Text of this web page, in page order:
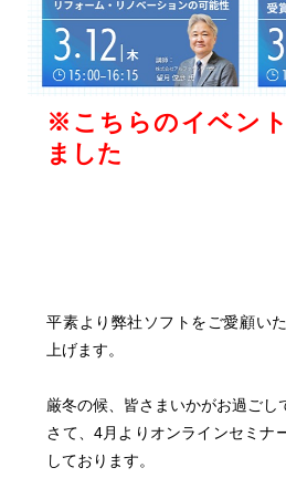
※こちらのイベン
ました
平素より弊社ソフトをご愛顧い
上げます。
厳冬の候、皆さまいかがお過ごし
さて、4月よりオンラインセミナ
しております。